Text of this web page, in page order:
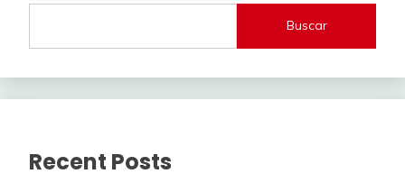
Buscar
Recent Posts